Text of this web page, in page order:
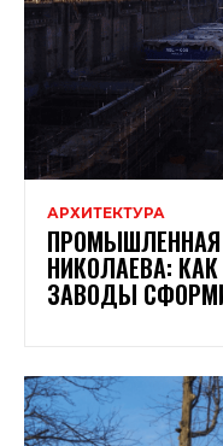
АРХИТЕКТУРА
ПРОМЫШЛЕННАЯ
НИКОЛАЕВА:
ЗАВОДЫ